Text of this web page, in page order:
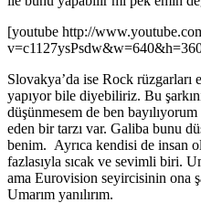
[youtube http://
Slovakya’da ise Rock
yapıyor bile diyebiliriz. Bu
düşünmesem de ben
eden bir tarzı var. Galiba bunu
benim. Ayrıca kendisi de insan
fazlasıyla sıcak ve sevimli biri.
ama Eurovision seyircisinin ona
Umarım yanılırım.